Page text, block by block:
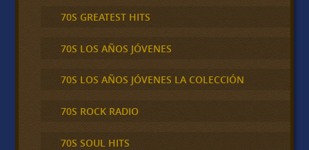
70S GREATEST HITS
70S LOS AÑOS JÓVENES
70S LOS AÑOS JÓVENES LA COLECCIÓN
70S ROCK RADIO
70S SOUL HITS